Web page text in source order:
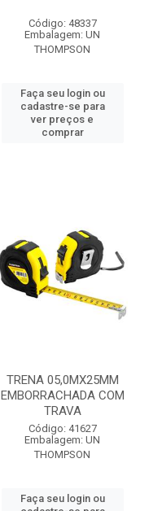
Código: 48337
Embalagem: UN
THOMPSON
Faça seu login ou
cadastre-se para
ver preços e
comprar
TRENA 05,0MX25MM
EMBORRACHADA COM
TRAVA
Código: 41627
Embalagem: UN
THOMPSON
Faça seu login ou